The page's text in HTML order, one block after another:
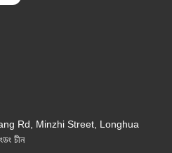
Rd, Minzhi Street, Longhua
চীন